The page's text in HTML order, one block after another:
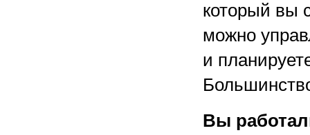
который вы
можно
и
Вы